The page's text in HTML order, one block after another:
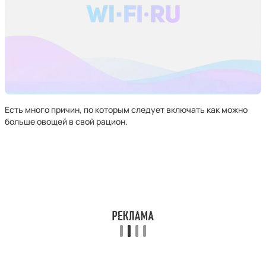
Есть много причин, по которым следует включать как можно
больше овощей в свой рацион.